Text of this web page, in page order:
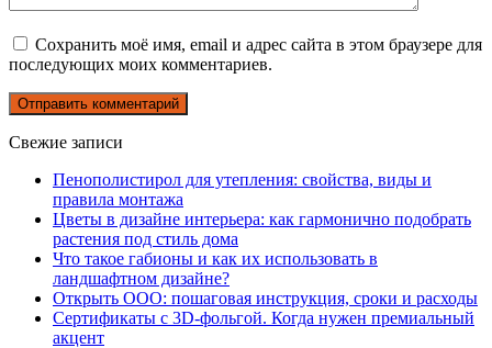
Сохранить моё имя, email и адрес сайта в этом браузере для
последующих моих комментариев.
Свежие записи
Пенополистирол для утепления: свойства, виды и
правила монтажа
Цветы в дизайне интерьера: как гармонично подобрать
растения под стиль дома
Что такое габионы и как их использовать в
ландшафтном дизайне?
Открыть ООО: пошаговая инструкция, сроки и расходы
Сертификаты с 3D-фольгой. Когда нужен премиальный
акцент